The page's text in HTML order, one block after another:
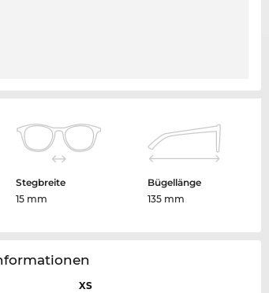
Stegbreite
15 mm
Bügellänge
135 mm
XS